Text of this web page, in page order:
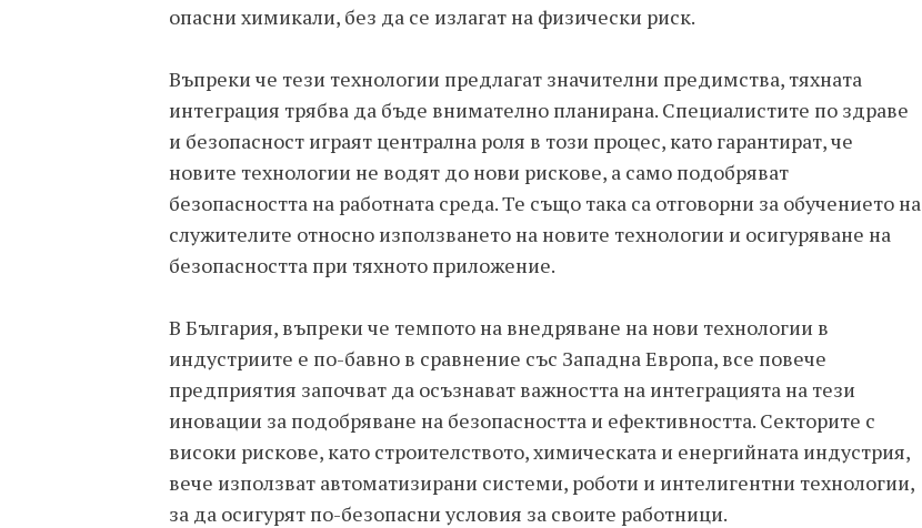
опасни химикали, без да се излагат на физически риск.
Въпреки че тези технологии предлагат значителни предимства, тяхната
интеграция трябва да бъде внимателно планирана. Специалистите по здраве
и безопасност играят централна роля в този процес, като гарантират, че
новите технологии не водят до нови рискове, а само подобряват
безопасността на работната среда. Те също така са отговорни за обучението на
служителите относно използването на новите технологии и осигуряване на
безопасността при тяхното приложение.
В България, въпреки че темпото на внедряване на нови технологии в
индустриите е по-бавно в сравнение със Западна Европа, все повече
предприятия започват да осъзнават важността на интеграцията на тези
иновации за подобряване на безопасността и ефективността. Секторите с
високи рискове, като строителството, химическата и енергийната индустрия,
вече използват автоматизирани системи, роботи и интелигентни технологии,
за да осигурят по-безопасни условия за своите работници.